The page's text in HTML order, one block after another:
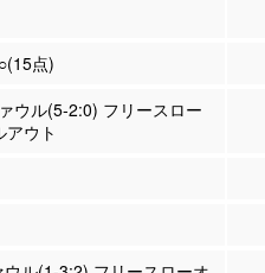
点)
ウル(5-2:0) フリースロー
ウト